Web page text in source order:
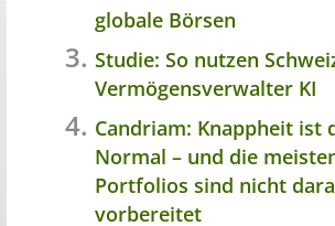
globale Börsen
Studie: So nutzen
Vermögensverwalter KI
Candriam: Knappheit ist
Normal – und die
Portfolios sind nicht
vorbereitet